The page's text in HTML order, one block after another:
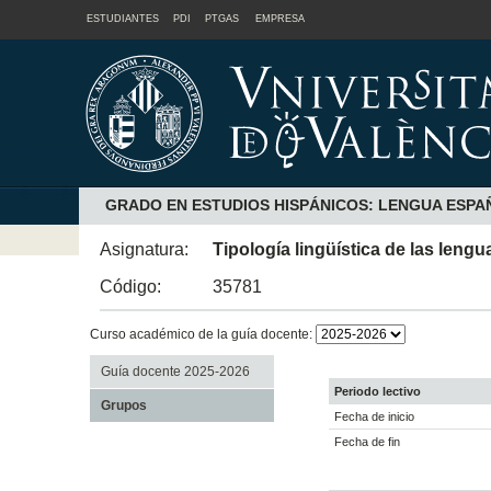
ESTUDIANTES PDI PTGAS EMPRESA
GRADO EN ESTUDIOS HISPÁNICOS: LENGUA
Asignatura:
Tipología lingüística de las
Código:
35781
Curso académico de la guía docente:
Guía docente 2025-2026
Grupos
Periodo lectivo
Fecha de inicio
Fecha de fin